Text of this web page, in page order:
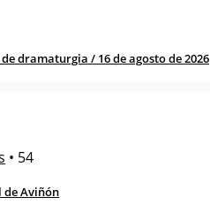
dramaturgia / 16 de agosto de 2026
• 54
de Aviñón